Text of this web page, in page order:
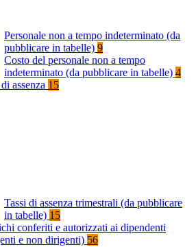
Personale non a tempo indeterminato (da
pubblicare in tabelle) 9
Costo del personale non a tempo
indeterminato (da pubblicare in tabelle) 4
assenza 15
Tassi di assenza trimestrali (da pubblicare
in tabelle) 15
conferiti e autorizzati ai dipendenti
e non dirigenti) 56